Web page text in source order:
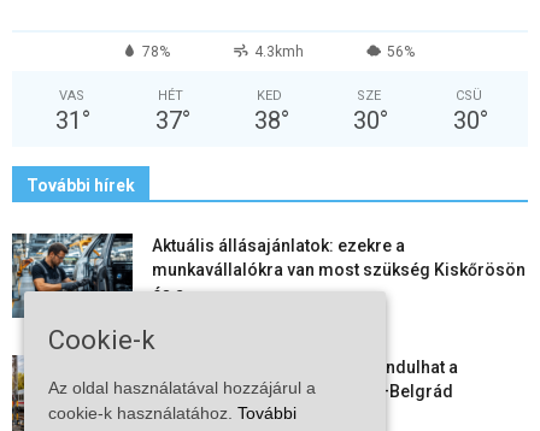
78% 4.3kmh 56%
VAS
31 °
HÉT
37°
KED
38°
SZE
30°
CSÜ
30°
További hírek
Aktuális állásajánlatok: ezekre a
munkavállalókra van most szükség Kiskőrösön
és a...
Vitézy Dávid: már ősszel újraindulhat a
személyszállítás a Budapest–Belgrád
vasútvonalon
Cookie-k
Az oldal használatával hozzájárul a
cookie-k használatához. További